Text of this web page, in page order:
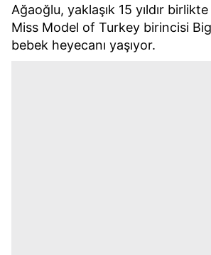
Ağaoğlu, yaklaşık 15 yıldır
Miss Model of Turkey birincisi
bebek heyecanı yaşıyor.